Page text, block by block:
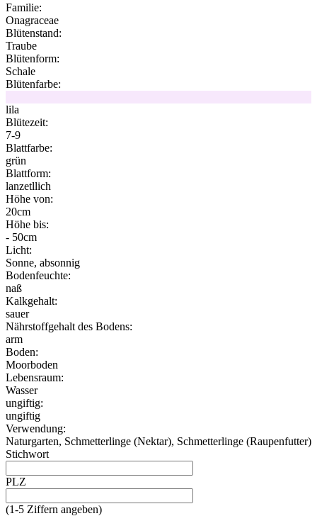
Familie:
Onagraceae
Blütenstand:
Traube
Blütenform:
Schale
Blütenfarbe:
lila
Blütezeit:
7-9
Blattfarbe:
grün
Blattform:
lanzetllich
Höhe von:
20cm
Höhe bis:
- 50cm
Licht:
Sonne, absonnig
Bodenfeuchte:
naß
Kalkgehalt:
sauer
Nährstoffgehalt des Bodens:
arm
Boden:
Moorboden
Lebensraum:
Wasser
ungiftig:
ungiftig
Verwendung:
Naturgarten, Schmetterlinge (Nektar), Schmetterlinge (Raupenfutter)
Stichwort
PLZ
(1-5 Ziffern angeben)